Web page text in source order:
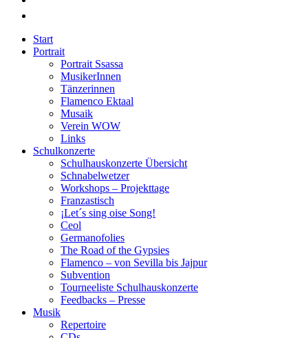
Start
Portrait
Portrait Ssassa
MusikerInnen
Tänzerinnen
Flamenco Ektaal
Musaik
Verein WOW
Links
Schulkonzerte
Schulhauskonzerte Übersicht
Schnabelwetzer
Workshops – Projekttage
Franzastisch
¡Let´s sing oise Song!
Ceol
Germanofolies
The Road of the Gypsies
Flamenco – von Sevilla bis Jajpur
Subvention
Tourneeliste Schulhauskonzerte
Feedbacks – Presse
Musik
Repertoire